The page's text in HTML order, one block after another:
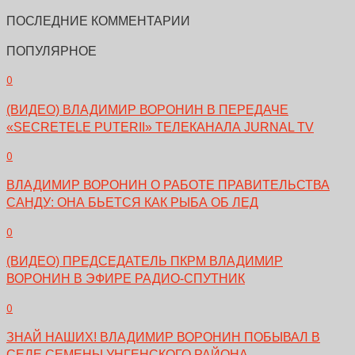
ПОСЛЕДНИЕ КОММЕНТАРИИ
ПОПУЛЯРНОЕ
0
(ВИДЕО) ВЛАДИМИР ВОРОНИН В ПЕРЕДАЧЕ
«SECRETELE PUTERII» ТЕЛЕКАНАЛА JURNAL TV
0
ВЛАДИМИР ВОРОНИН О РАБОТЕ ПРАВИТЕЛЬСТВА
САНДУ: ОНА БЬЕТСЯ КАК РЫБА ОБ ЛЕД
0
(ВИДЕО) ПРЕДСЕДАТЕЛЬ ПКРМ ВЛАДИМИР
ВОРОНИН В ЭФИРЕ РАДИО-СПУТНИК
0
ЗНАЙ НАШИХ! ВЛАДИМИР ВОРОНИН ПОБЫВАЛ В